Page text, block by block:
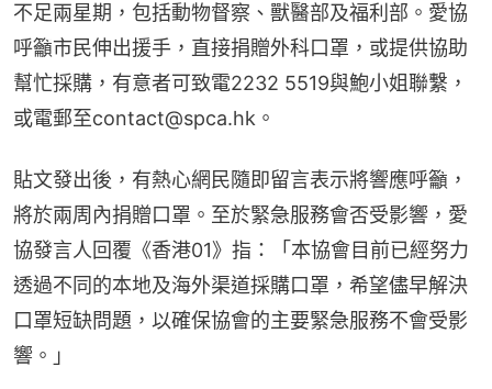
不足兩星期，包括動物督察、獸醫部及福利部。愛協
呼籲市民伸出援手，直接捐贈外科口罩，或提供協助
幫忙採購，有意者可致電2232 5519與鮑小姐聯繫，
或電郵至contact@spca.hk。
貼文發出後，有熱心網民隨即留言表示將響應呼籲，
將於兩周內捐贈口罩。至於緊急服務會否受影響，愛
協發言人回覆《香港01》指：「本協會目前已經努力
透過不同的本地及海外渠道採購口罩，希望儘早解決
口罩短缺問題，以確保協會的主要緊急服務不會受影
響。」